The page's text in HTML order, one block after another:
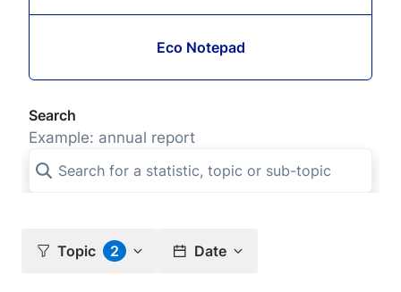
Eco Notepad
Search
Example: annual report
Topic 2 Date